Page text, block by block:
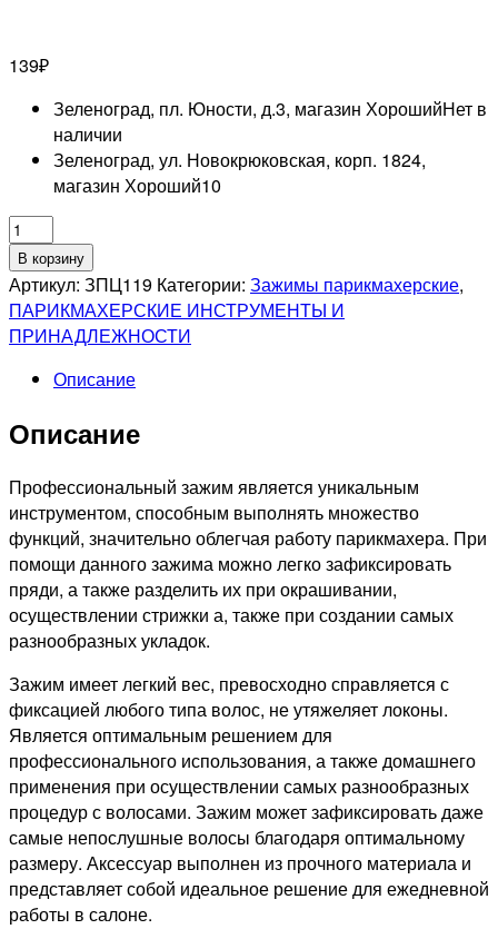
139₽
Зеленоград, пл. Юности, д.3, магазин ХорошийНет в
наличии
Зеленоград, ул. Новокрюковская, корп. 1824,
магазин Хороший10
Количество
товара
Зажим
для
волос
цветной
В корзину
Артикул: ЗПЦ119 Категории: Зажимы парикмахерские,
ПАРИКМАХЕРСКИЕ ИНСТРУМЕНТЫ И
ПРИНАДЛЕЖНОСТИ
Описание
Описание
Профессиональный зажим является уникальным
инструментом, способным выполнять множество
функций, значительно облегчая работу парикмахера. При
помощи данного зажима можно легко зафиксировать
пряди, а также разделить их при окрашивании,
осуществлении стрижки а, также при создании самых
разнообразных укладок.
Зажим имеет легкий вес, превосходно справляется с
фиксацией любого типа волос, не утяжеляет локоны.
Является оптимальным решением для
профессионального использования, а также домашнего
применения при осуществлении самых разнообразных
процедур с волосами. Зажим может зафиксировать даже
самые непослушные волосы благодаря оптимальному
размеру. Аксессуар выполнен из прочного материала и
представляет собой идеальное решение для ежедневной
работы в салоне.